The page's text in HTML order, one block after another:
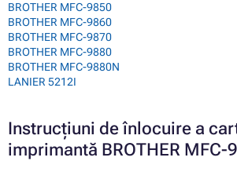
BROTHER MFC-9850
BROTHER MFC-9860
BROTHER MFC-9870
BROTHER MFC-9880
BROTHER MFC-9880N
LANIER 5212I
Instrucțiuni de înlocuire a
imprimantă BROTHER MFC-